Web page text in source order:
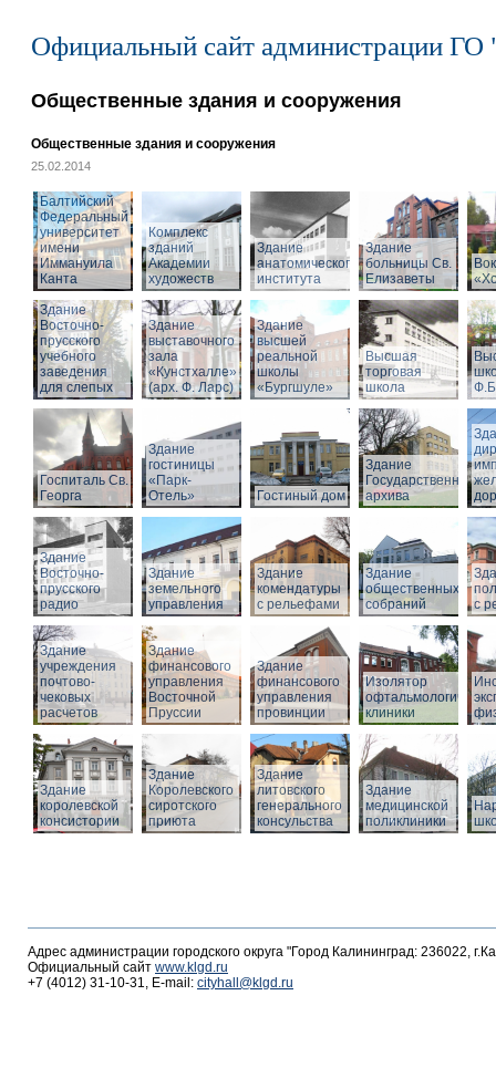
Официальный сайт администрации ГО
Общественные здания и сооружения
Общественные здания и сооружения
25.02.2014
Балтийский
Федеральный
университет
имени
Иммануила
Канта
Комплекс
зданий
Академии
художеств
Здание
анатомического
института
Здание
больницы Св.
Елизаветы
Здание
Восточно-
прусского
учебного
заведения
для слепых
Здание
выставочного
зала
«Кунстхалле»
(арх. Ф. Ларс)
Здание
высшей
реальной
школы
«Бургшуле»
Высшая
торговая
школа
Госпиталь Св.
Георга
Здание
гостиницы
«Парк-
Отель»
Гостиный дом
Здание
Государственного
архива
Здание
Восточно-
прусского
радио
Здание
земельного
управления
Здание
комендатуры
с рельефами
Здание
общественных
собраний
с
Здание
учреждения
почтово-
чековых
расчетов
Здание
финансового
управления
Восточной
Пруссии
Здание
финансового
управления
провинции
Изолятор
клиники
Здание
королевской
консистории
Здание
Королевского
сиротского
приюта
Здание
литовского
генерального
консульства
Здание
медицинской
поликлиники
Адрес администрации городского округа "Город Калининград: 236022,
Официальный сайт www.klgd.ru
+7 (4012) 31-10-31, E-mail: cityhall@klgd.ru